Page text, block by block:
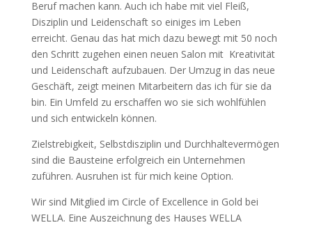
Beruf machen kann. Auch ich habe mit viel Fleiß,
Disziplin und Leidenschaft so einiges im Leben
erreicht. Genau das hat mich dazu bewegt mit 50 noch
den Schritt zugehen einen neuen Salon mit Kreativität
und Leidenschaft aufzubauen. Der Umzug in das neue
Geschäft, zeigt meinen Mitarbeitern das ich für sie da
bin. Ein Umfeld zu erschaffen wo sie sich wohlfühlen
und sich entwickeln können.
Zielstrebigkeit, Selbstdisziplin und Durchhaltevermögen
sind die Bausteine erfolgreich ein Unternehmen
zuführen. Ausruhen ist für mich keine Option.
Wir sind Mitglied im Circle of Excellence in Gold bei
WELLA. Eine Auszeichnung des Hauses WELLA